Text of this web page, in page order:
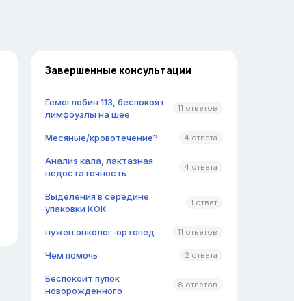
Завершенные консультации
Гемоглобин 113, беспокоят
лимфоузлы на шее
11 ответов
Месяные/кровотечение? 4 ответа
Анализ кала, лактазная
недостаточность
4 ответа
Выделения в середине
упаковки КОК
1 ответ
нужен онколог-ортопед 11 ответов
Чем помочь 2 ответа
Беспокоит пупок
новорожденного
8 ответов